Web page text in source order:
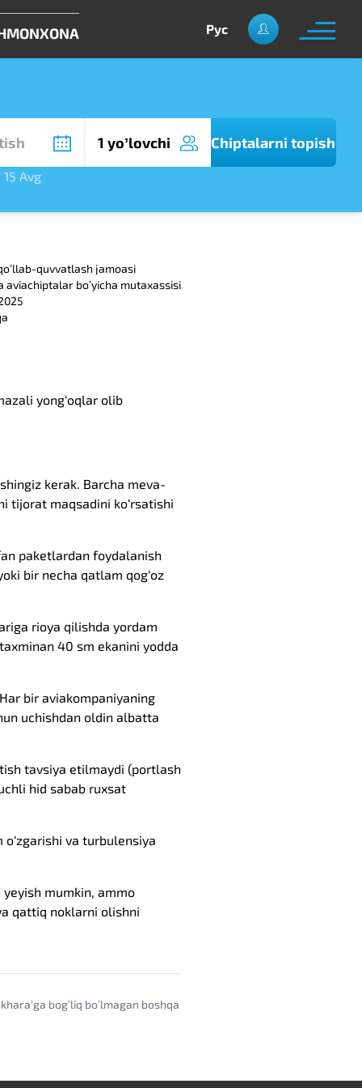
Рус
15 Avg
1 yoʼlovchi Chiptalarni topish
quvvatlash jamoasi
aviachiptalar boʼyicha mutaxassisi
yong‘oqlar olib
kerak. Barcha meva-
tijorat maqsadini ko‘rsatishi
paketlardan foydalanish
bir necha qatlam qog‘oz
rioya qilishda yordam
40 sm ekanini yodda
bir aviakompaniyaning
uchishdan oldin albatta
tavsiya etilmaydi (portlash
hid sabab ruxsat
va turbulensiya
mumkin, ammo
qattiq noklarni olishni
bogʼliq boʼlmagan boshqa